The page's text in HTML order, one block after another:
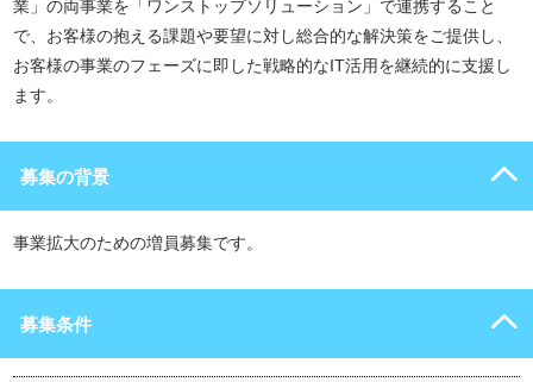
業」の両事業を「ワンストップソリューション」で連携すること
で、お客様の抱える課題や要望に対し総合的な解決策をご提供し、
お客様の事業のフェーズに即した戦略的なIT活用を継続的に支援し
ます。
募集の背景
事業拡大のための増員募集です。
募集条件